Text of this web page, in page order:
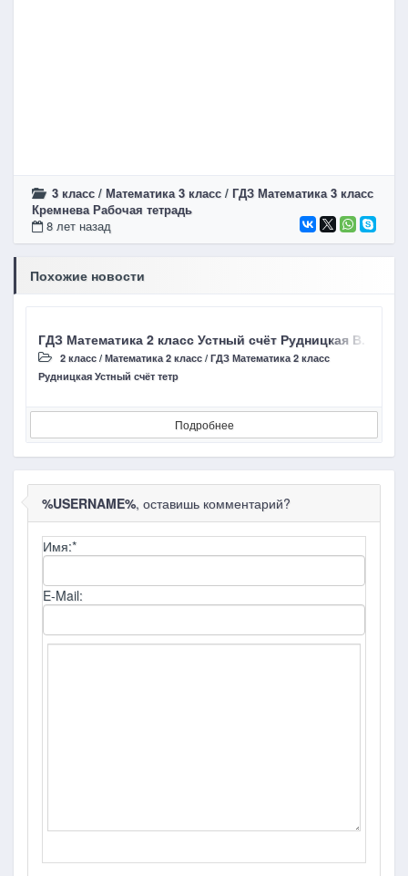
3 класс / Математика 3 класс / ГДЗ Математика 3 класс
Кремнева Рабочая тетрадь
8 лет назад
Похожие новости
ГДЗ Математика 2 класс Устный счёт Рудницкая В. Н.
2 класс / Математика 2 класс / ГДЗ Математика 2 класс
Рудницкая Устный счёт тетр
Подробнее
%USERNAME%, оставишь комментарий?
Имя:*
E-Mail: